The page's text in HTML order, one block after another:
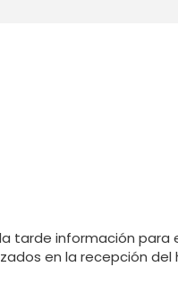
tarde información para
en la recepción del